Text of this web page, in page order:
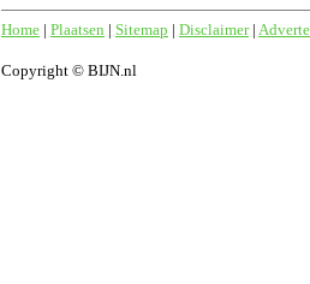
Home | Plaatsen | Sitemap | Disclaimer|
Copyright © BIJN.nl